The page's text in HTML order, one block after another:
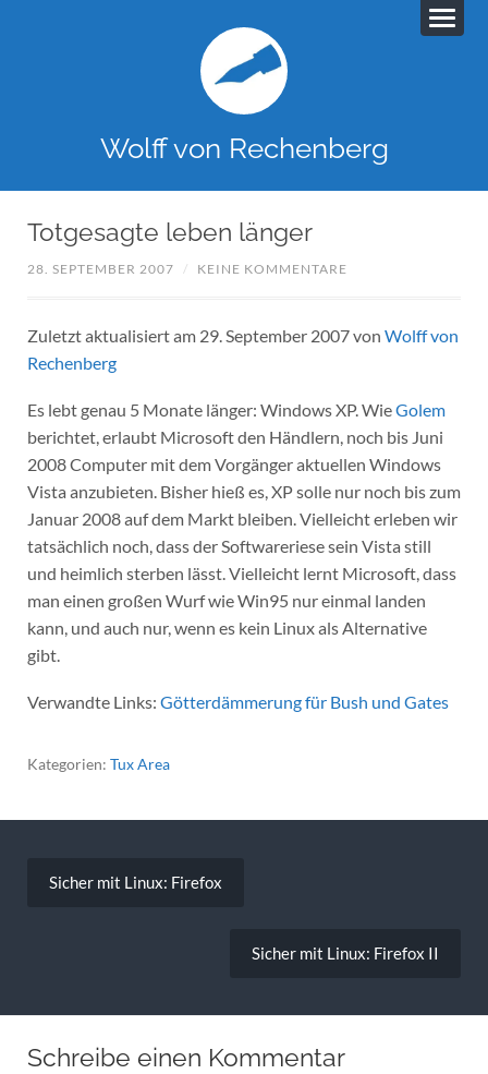
Wolff von Rechenberg
Totgesagte leben länger
28. SEPTEMBER 2007 / KEINE KOMMENTARE
Zuletzt aktualisiert am 29. September 2007 von Wolff von
Rechenberg
Es lebt genau 5 Monate länger: Windows XP. WieGolem
berichtet, erlaubt Microsoft den Händlern, noch bis Juni
2008 Computer mit dem Vorgänger aktuellen Windows
Vista anzubieten. Bisher hieß es, XP solle nur noch bis zum
Januar 2008 auf dem Markt bleiben. Vielleicht erleben wir
tatsächlich noch, dass der Softwareriese sein Vista still
und heimlich sterben lässt. Vielleicht lernt Microsoft, dass
man einen großen Wurf wie Win95 nur einmal landen
kann, und auch nur, wenn es kein Linux als Alternative
gibt.
Verwandte Links: Götterdämmerung für Bush und Gates
Kategorien: Tux Area
Sicher mit Linux: Firefox
Sicher mit Linux: Firefox II
Schreibe einen Kommentar